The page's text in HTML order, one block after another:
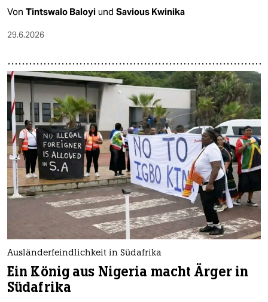
Von Tintswalo Baloyi und Savious Kwinika
29.6.2026
Ausländerfeindlichkeit in Südafrika
Ein König aus Nigeria macht Ärger in
Südafrika